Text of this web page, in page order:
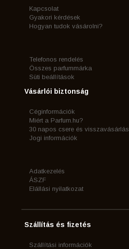
Kapcsolat
Gyakori kérdések
Hogyan tudok vásárolni?
Telefonos rendelés
Összes parfummárka
Süti beállítások
Vásárlói biztonság
Céginformációk
Miért a Parfum.hu?
30 napos csere és visszavásárlás
Jogi információk
Adatkezelés
ÁSZF
Elállási nyilatkozat
Szállítás és fizetés
Szállítási információk